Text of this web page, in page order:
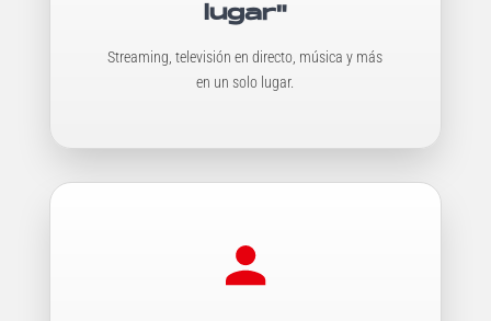
lugar"
Streaming, televisión en directo, música y más
en un solo lugar.